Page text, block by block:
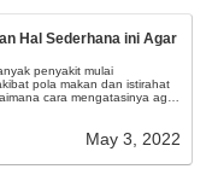
Hal Sederhana ini Agar
penyakit mulai
pola makan dan istirahat
cara mengatasinya agar
May 3, 2022